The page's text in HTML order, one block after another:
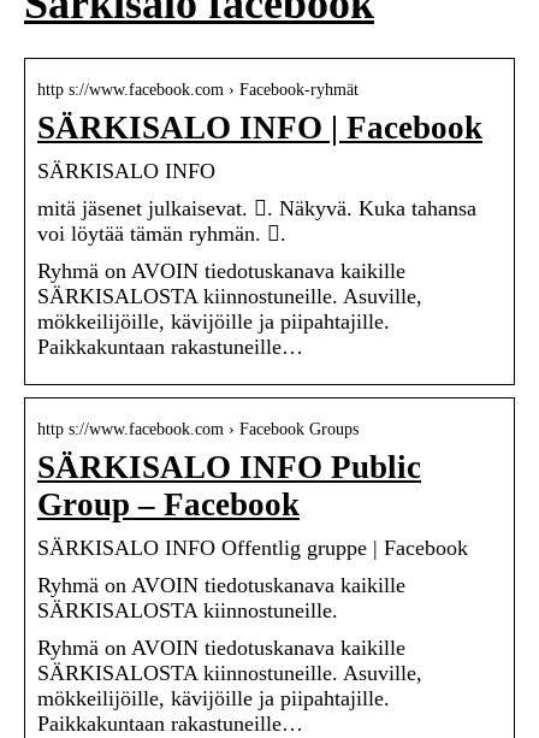
http s://www.facebook.com › Facebook-ryhmät
SÄRKISALO INFO | Facebook
SÄRKISALO INFO
mitä jäsenet julkaisevat. 󰛻. Näkyvä. Kuka tahansa
voi löytää tämän ryhmän. 󰛐.
Ryhmä on AVOIN tiedotuskanava kaikille
SÄRKISALOSTA kiinnostuneille. Asuville,
mökkeilijöille, kävijöille ja piipahtajille.
Paikkakuntaan rakastuneille…
http s://www.facebook.com › Facebook Groups
SÄRKISALO INFO Public
Group – Facebook
SÄRKISALO INFO Offentlig gruppe | Facebook
Ryhmä on AVOIN tiedotuskanava kaikille
SÄRKISALOSTA kiinnostuneille.
Ryhmä on AVOIN tiedotuskanava kaikille
SÄRKISALOSTA kiinnostuneille. Asuville,
mökkeilijöille, kävijöille ja piipahtajille.
Paikkakuntaan rakastuneille…